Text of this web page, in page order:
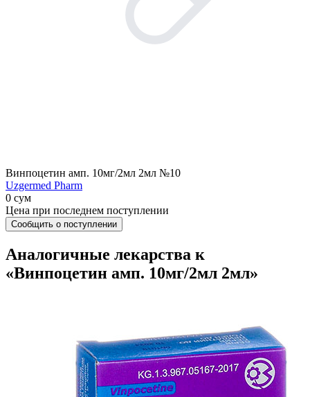
Винпоцетин амп. 10мг/2мл 2мл №10
Uzgermed Pharm
0 сум
Цена при последнем поступлении
Сообщить о поступлении
Аналогичные лекарства к
«Винпоцетин амп. 10мг/2мл 2мл»